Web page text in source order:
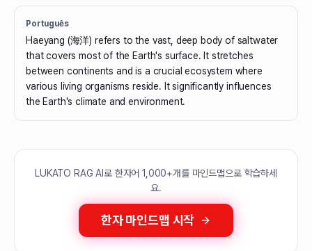
Português
Haeyang (海洋) refers to the vast, deep body of saltwater
that covers most of the Earth's surface. It stretches
between continents and is a crucial ecosystem where
various living organisms reside. It significantly influences
the Earth's climate and environment.
LUKATO RAG AI로 한자어 1,000+개를 마인드맵으로 학습하세
요.
한자 마인드맵 시작